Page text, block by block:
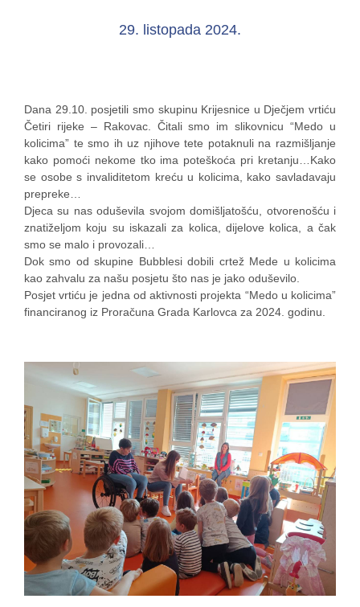
29. listopada 2024.
Dana 29.10. posjetili smo skupinu Krijesnice u Dječjem vrtiću
Četiri rijeke – Rakovac. Čitali smo im slikovnicu “Medo u
kolicima” te smo ih uz njihove tete potaknuli na razmišljanje
kako pomoći nekome tko ima poteškoća pri kretanju…Kako
se osobe s invaliditetom kreću u kolicima, kako savladavaju
prepreke…
Djeca su nas oduševila svojom domišljatošću, otvorenošću i
znatiželjom koju su iskazali za kolica, dijelove kolica, a čak
smo se malo i provozali…
Dok smo od skupine Bubblesi dobili crtež Mede u kolicima
kao zahvalu za našu posjetu što nas je jako oduševilo.
Posjet vrtiću je jedna od aktivnosti projekta “Medo u kolicima”
financiranog iz Proračuna Grada Karlovca za 2024. godinu.